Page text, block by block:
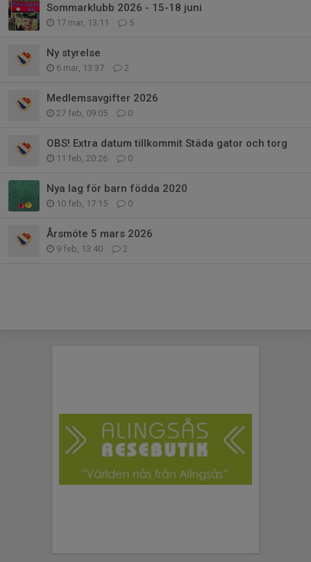
Sommarklubb 2026 - 15-18 juni
17 mar, 13:11 5
Ny styrelse
6 mar, 13:37 2
Medlemsavgifter 2026
27 feb, 09:05 0
OBS! Extra datum tillkommit Städa gator och torg
11 feb, 20:26 0
Nya lag för barn födda 2020
10 feb, 17:15 0
Årsmöte 5 mars 2026
9 feb, 13:40 2